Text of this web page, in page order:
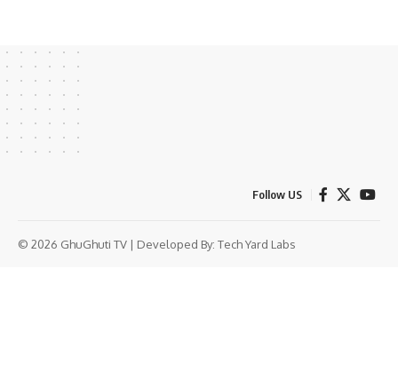
Follow US
© 2026 GhuGhuti TV | Developed By: Tech Yard Labs